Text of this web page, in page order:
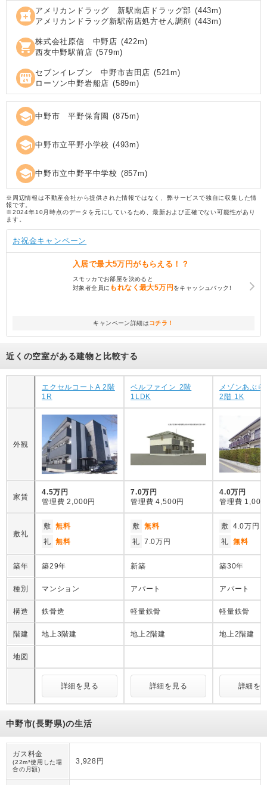
local_pharmacy アメリカンドラッグ 新駅南店ドラッグ部 (443m)
アメリカンドラッグ新駅南店処方せん調剤 (443m)
shopping_cart 株式会社原信 中野店 (422m)
西友中野駅前店 (579m)
local_convenience_store セブンイレブン 中野市吉田店 (521m)
ローソン中野岩船店 (589m)
school 中野市 平野保育園 (875m)
school 中野市立平野小学校 (493m)
school 中野市立中野平中学校 (857m)
※周辺情報は不動産会社から提供された情報ではなく、弊サービスで独自に収集した情
報です。
※2024年10月時点のデータを元にしているため、最新および正確でない可能性があり
ます。
お祝金キャンペーン
入居で最大5万円がもらえる！？
スモッカでお部屋を決めると
対象者全員に もれなく最大5万円をキャッシュバック!
キャンペーン詳細はコチラ！
近くの空室がある建物と比較する
エクセルコートA 2階
1R
ベルファイン 2階
1LDK
メゾンあぶ
2階 1K
外観
家賃
4.5万円
管理費 2,000円
7.0万円
管理費 4,500円
4.0万円
管理費 1,000
敷礼
敷 無料
礼 無料
敷 無料
礼 7.0万円
敷 4.0万円
礼 無料
築年 築29年 新築 築30年
種別 マンション アパート アパート
構造 鉄骨造 軽量鉄骨 軽量鉄骨
階建 地上3階建 地上2階建 地上2階建
地図
詳細を見る 詳細を見る 詳細を
中野市(長野県)の生活
ガス料金
(22m³使用した場
合の月額)
3,928円